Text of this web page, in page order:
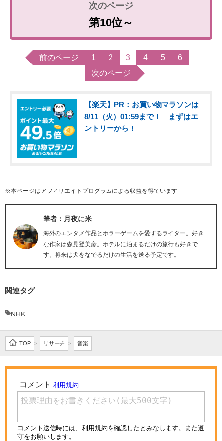
第10位～
前のページ 1 2 3 4 5
6
次のページ
【楽天】PR：お買い物マラソンは
8/11（火）01:59まで！ まずはエ
ントリーから！
※本ページはアフィリエイトプログラムによる収益を得ています
筆者：月夜に米
海外のエンタメ作品とホラーゲームを愛するライター。好き
な作家は森見登美彦。ホテルに泊まるだけの旅行も好きで
す。将来は犬をなでるだけの生活を送る予定です。
関連タグ
NHK
TOP > リサーチ > 音楽